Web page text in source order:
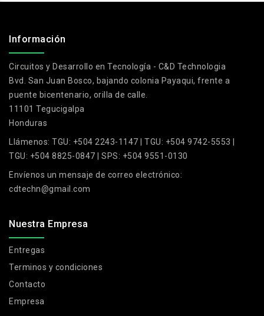
Información
Circuitos y Desarrollo en Tecnología - C&D Technologia
Bvd. San Juan Bosco, bajando colonia Payaqui, frente a
puente bicentenario, orilla de calle.
11101 Tegucigalpa
Honduras
Llámenos: TGU: +504 2243-1147 | TGU: +504 9742-5553 |
TGU: +504 8825-0847 | SPS: +504 9551-0130
Envíenos un mensaje de correo electrónico:
cdtechn@gmail.com
Nuestra Empresa
Entregas
Terminos y condiciones
Contacto
Empresa